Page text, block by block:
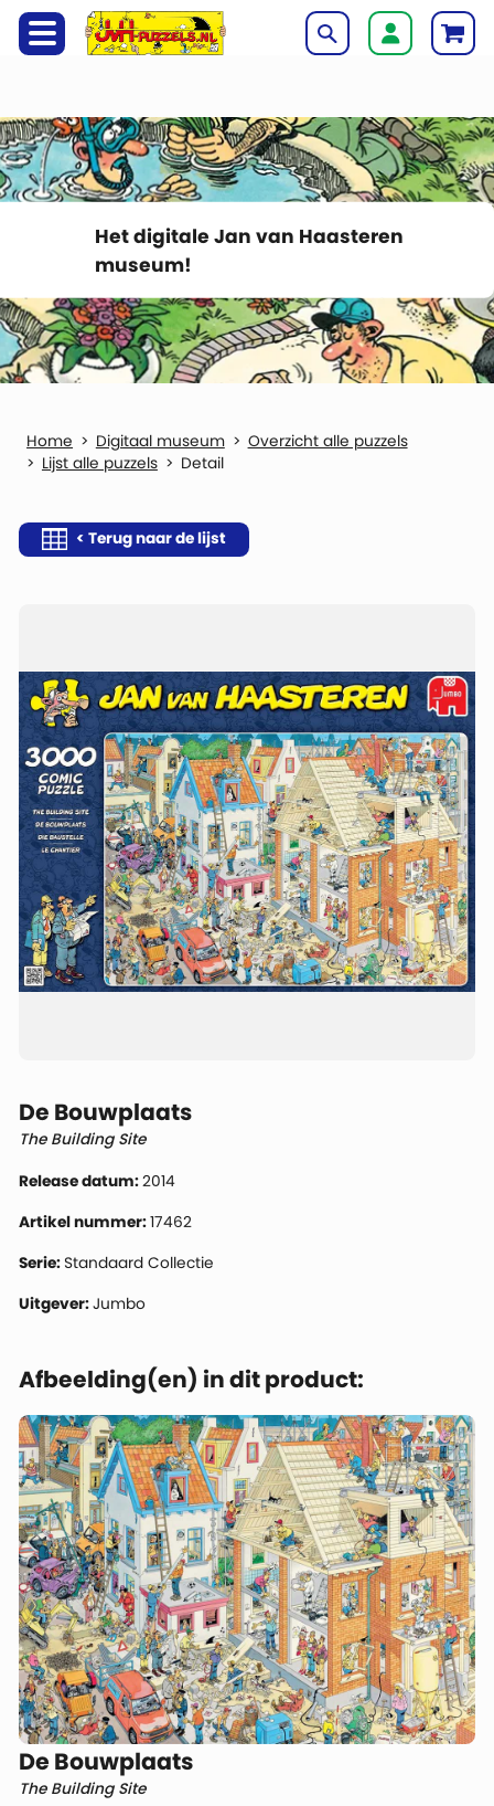
Het digitale Jan van Haasteren
museum!
Digitaal museum
Overzicht alle puzzels
Lijst alle puzzels
Detail
< Terug naar de lijst
De Bouwplaats
The Building Site
Release datum:2014
Artikel nummer:17462
Serie: Standaard Collectie
Uitgever:Jumbo
Afbeelding(en) in dit product:
De Bouwplaats
The Building Site